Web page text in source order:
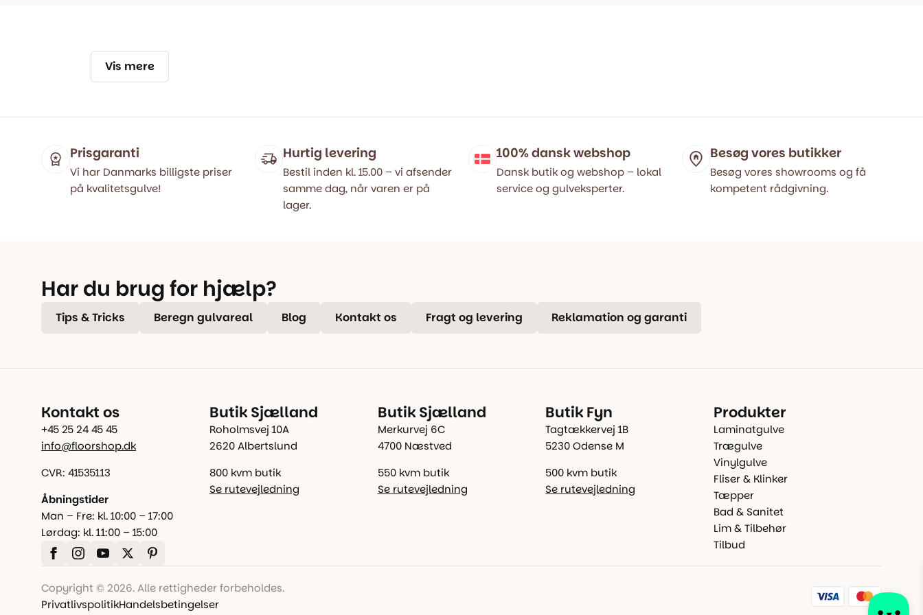
Vis mere
Prisgaranti
Vi har Danmarks billigste priser
på kvalitetsgulve!
Hurtig levering
Bestil inden kl. 15.00 – vi afsender
samme dag, når varen er på
lager.
100% dansk webshop
Dansk butik og webshop – lokal
service og gulveksperter.
Besøg vores butikker
Besøg vores showrooms og få
kompetent rådgivning.
Har du brug for hjælp?
Tips & Tricks Beregn gulvareal Blog Kontakt os Fragt og levering Reklamation og garanti
Kontakt os
+45 25 24 45 45
info@floorshop.dk
CVR: 41535113
Åbningstider
Man – Fre: kl. 10:00 – 17:00
Lørdag: kl. 11:00 – 15:00
Butik Sjælland
Roholmsvej 10A
2620 Albertslund
800 kvm butik
Se rutevejledning
Butik Sjælland
Merkurvej 6C
4700 Næstved
550 kvm butik
Se rutevejledning
Butik Fyn
Tagtækkervej 1B
5230 Odense M
500 kvm butik
Se rutevejledning
Produkter
Laminatgulve
Trægulve
Vinylgulve
Fliser & Klinker
Tæpper
Bad & Sanitet
Lim & Tilbehør
Tilbud
Copyright © 2026. Alle rettigheder forbeholdes.
PrivatlivspolitikHandelsbetingelser